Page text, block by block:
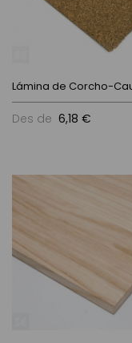
Lámina de Corcho-
Des de 6,18 €